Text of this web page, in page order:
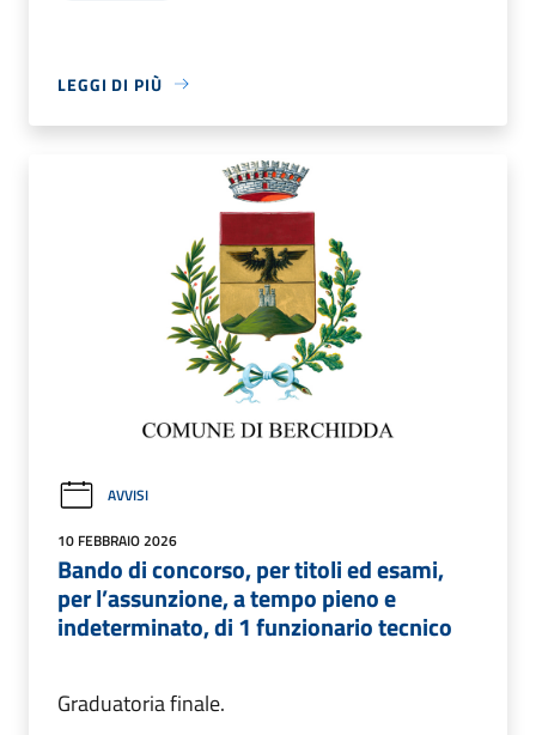
LEGGI DI PIÙ
AVVISI
10 FEBBRAIO 2026
Bando di concorso, per titoli ed esami,
per l’assunzione, a tempo pieno e
indeterminato, di 1 funzionario tecnico
Graduatoria finale.